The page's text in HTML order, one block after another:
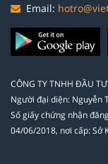
Email:
CÔNG TY TNHH ĐẦU TƯ
Người đại diện: Nguyễn
Số giấy chứng nhận
04/06/2018, nơi cấp: Sở